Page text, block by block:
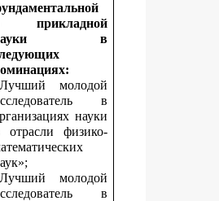
прикладной
в
молодой
в
науки
отрасли физико-
молодой
в